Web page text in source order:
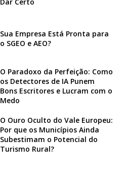
Sua Empresa Está Pronta para
o SGEO e AEO?
O Paradoxo da Perfeição: Como
os Detectores de IA Punem
Bons Escritores e Lucram com o
Medo
O Ouro Oculto do Vale Europeu:
Por que os Municípios Ainda
Subestimam o Potencial do
Turismo Rural?